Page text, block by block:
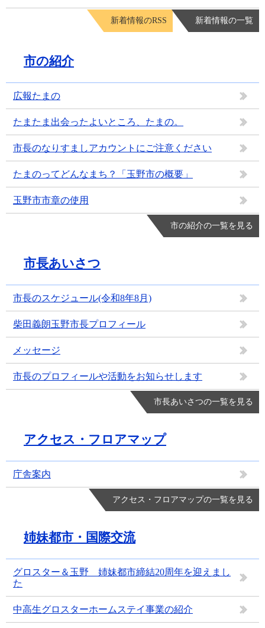
新着情報のRSS 新着情報の一覧
市の紹介
広報たまの
たまたま出会ったよいところ、たまの。
市長のなりすましアカウントにご注意ください
たまのってどんなまち？「玉野市の概要」
玉野市市章の使用
市の紹介の一覧を見る
市長あいさつ
市長のスケジュール(令和8年8月)
柴田義朗玉野市長プロフィール
メッセージ
市長のプロフィールや活動をお知らせします
市長あいさつの一覧を見る
アクセス・フロアマップ
庁舎案内
アクセス・フロアマップの一覧を見る
姉妹都市・国際交流
グロスター＆玉野 姉妹都市締結20周年を迎えまし
た
中高生グロスターホームステイ事業の紹介